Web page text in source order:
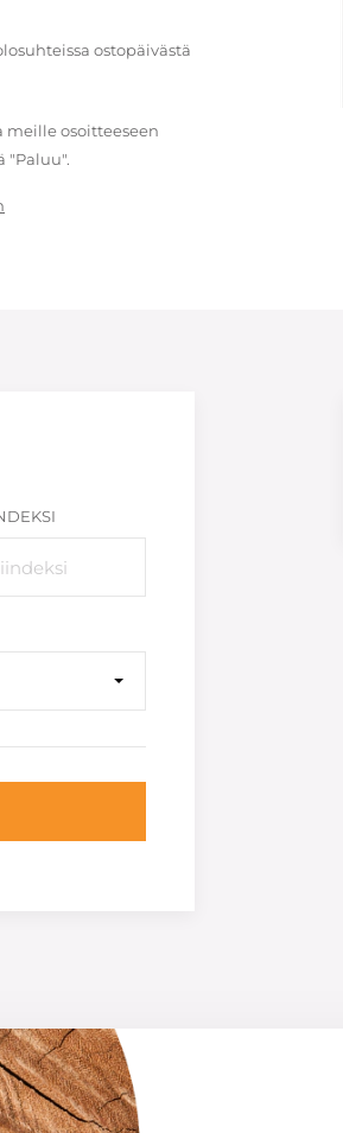
ostopäivästä
osoitteeseen
"Paluu".